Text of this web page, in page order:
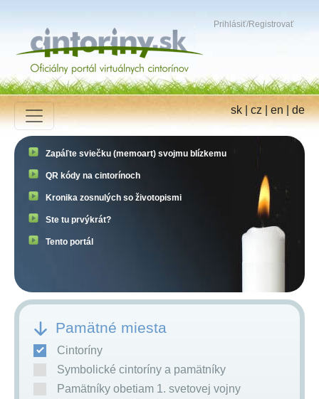
Prihlásiť/Registrovať
sk|cz|en|de
Zapáľte sviečku (memoart) svojmu blízkemu
QR kódy na cintorínoch
Kronika zosnulých so životopismi
Ste tu prvýkrát?
Tento portál
Pamätné miesta
Cintoríny
Symbolické cintoríny a pamätníky
Pamätníky obetiam 1. svetovej vojny